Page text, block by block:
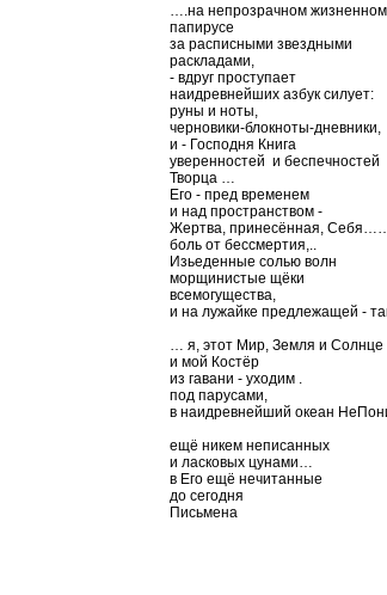
….на непрозрачном жизненном
папирусе
за расписными звездными
раскладами,
- вдруг проступает
наидревнейших азбук силует:
руны и ноты,
черновики-блокноты-дневники,
и - Господня Книга
уверенностей и беспечностей
Творца …
Его - пред временем
и над пространством -
Жертва, принесённая,
боль от бессмертия,..
Изьеденные солью волн
морщинистые щёки
всемогущества,
и на лужайке предлежащей -
… я, этот Мир, Земля и Солнце
и мой Костёр
из гавани - уходим .
под парусами,
в наидревнейший океан
ещё никем неписанных
и ласковых цунами…
в Его ещё нечитанные
до сегодня
Письмена